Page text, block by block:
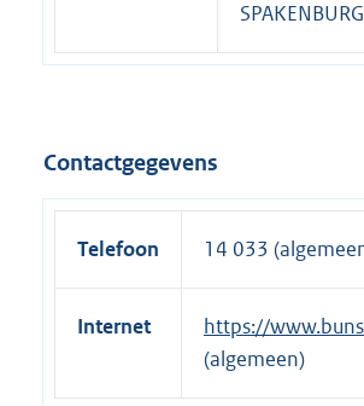
SPAKENBURG
Contactgegevens
Telefoon 14 033
Internet
E
x
t
https://
(algemeen)